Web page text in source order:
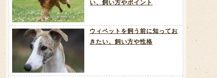
い、飼い方やポイント
ウィペットを飼う前に知ってお
きたい、飼い方や性格